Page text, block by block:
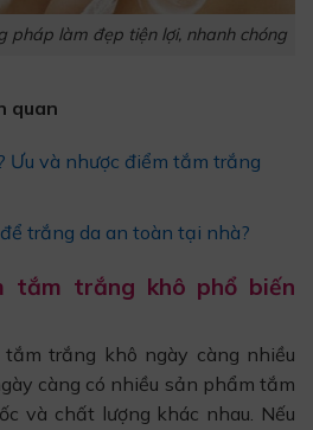
pháp làm đẹp tiện lợi, nhanh chóng
quan
Ưu và nhược điểm tắm trắng
trắng da an toàn tại nhà?
tắm trắng khô phổ biến
trắng khô ngày càng nhiều
càng có nhiều sản phẩm tắm
và chất lượng khác nhau. Nếu